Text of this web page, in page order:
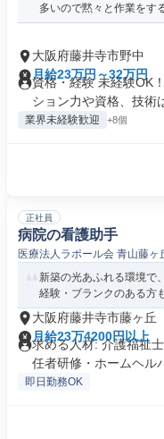
多いので黙々と作業をす
大阪府藤井寺市野中
月給23万円～32万円
資格・経験 未経験OK
ション力や資格、技術
業界未経験歓迎 +8個
正社員
病院の看護助手
医療法人ラポール会 青山藤ヶ
新築の光あふれる環境で
経験・ブランクのある方
大阪府藤井寺市藤ヶ丘
月給23万4200円以上
求める人材: 介護福祉
任者研修・ホームヘル
即日勤務OK